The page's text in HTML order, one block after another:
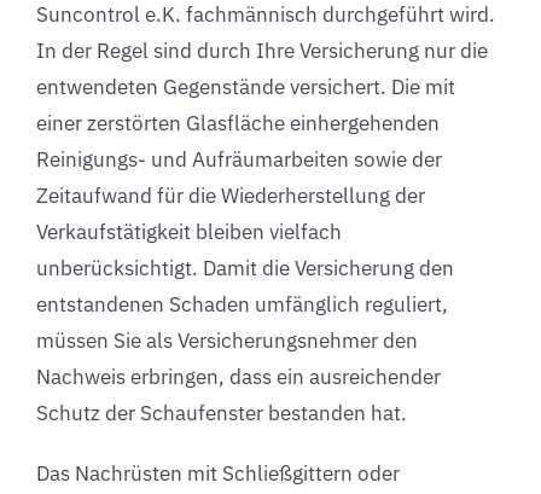
Suncontrol e.K. fachmännisch durchgeführt wird.
In der Regel sind durch Ihre Versicherung nur die
entwendeten Gegenstände versichert. Die mit
einer zerstörten Glasfläche einhergehenden
Reinigungs- und Aufräumarbeiten sowie der
Zeitaufwand für die Wiederherstellung der
Verkaufstätigkeit bleiben vielfach
unberücksichtigt. Damit die Versicherung den
entstandenen Schaden umfänglich reguliert,
müssen Sie als Versicherungsnehmer den
Nachweis erbringen, dass ein ausreichender
Schutz der Schaufenster bestanden hat.
Das Nachrüsten mit Schließgittern oder